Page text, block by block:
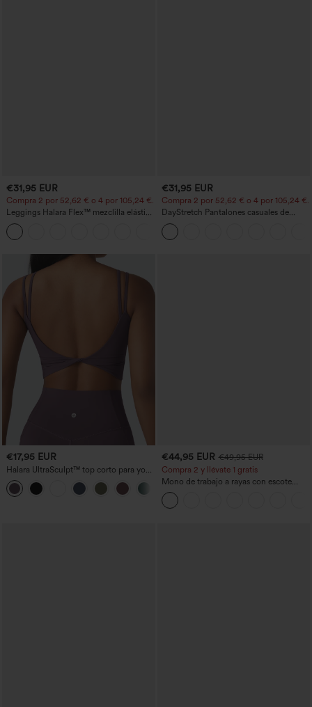
€31,95 EUR
Compra 2 por 52,62 € o 4 por 105,24 €.
Leggings Halara Flex™ mezclilla elástico
bolsillo lateral trasero tiro alto
€31,95 EUR
Compra 2 por 52,62 € o 4 por 105,24 €.
DayStretch Pantalones casuales de
cintura alta con pernera tipo barril y
bolsillos
€17,95 EUR
Halara UltraSculpt™ top corto para yoga
con tirantes dobles y espalda
descubierta retorcida
€44,95 EUR €49,95 EUR
Compra 2 y llévate 1 gratis
Mono de trabajo a rayas con escote
barco, sin mangas, lazo lateral, tacto
Cool Touch y bolsillos - Edición Easy
Peezy